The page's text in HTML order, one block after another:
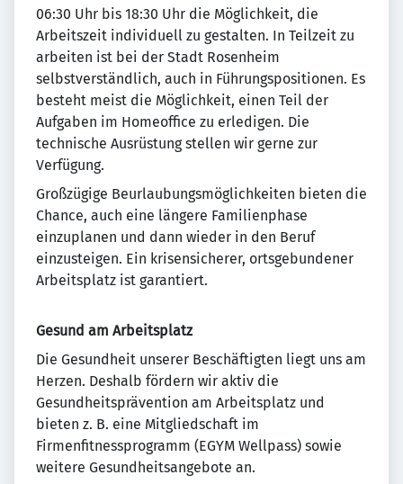
06:30 Uhr bis 18:30 Uhr die Möglichkeit, die
Arbeitszeit individuell zu gestalten. In Teilzeit zu
arbeiten ist bei der Stadt Rosenheim
selbstverständlich, auch in Führungspositionen. Es
besteht meist die Möglichkeit, einen Teil der
Aufgaben im Homeoffice zu erledigen. Die
technische Ausrüstung stellen wir gerne zur
Verfügung.
Großzügige Beurlaubungsmöglichkeiten bieten die
Chance, auch eine längere Familienphase
einzuplanen und dann wieder in den Beruf
einzusteigen. Ein krisensicherer, ortsgebundener
Arbeitsplatz ist garantiert.
Gesund am Arbeitsplatz
Die Gesundheit unserer Beschäftigten liegt uns am
Herzen. Deshalb fördern wir aktiv die
Gesundheitsprävention am Arbeitsplatz und
bieten z. B. eine Mitgliedschaft im
Firmenfitnessprogramm (EGYM Wellpass) sowie
weitere Gesundheitsangebote an.